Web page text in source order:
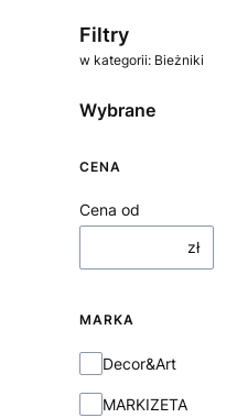
Filtry
w kategorii: Bieżniki
Wybrane
CENA
Cena od
zł
MARKA
Marka
Decor&Art
MARKIZETA